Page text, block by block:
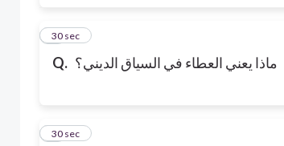
Q. ماذا يعني العطاء في السياق الديني؟
3
30 sec
4
30 sec